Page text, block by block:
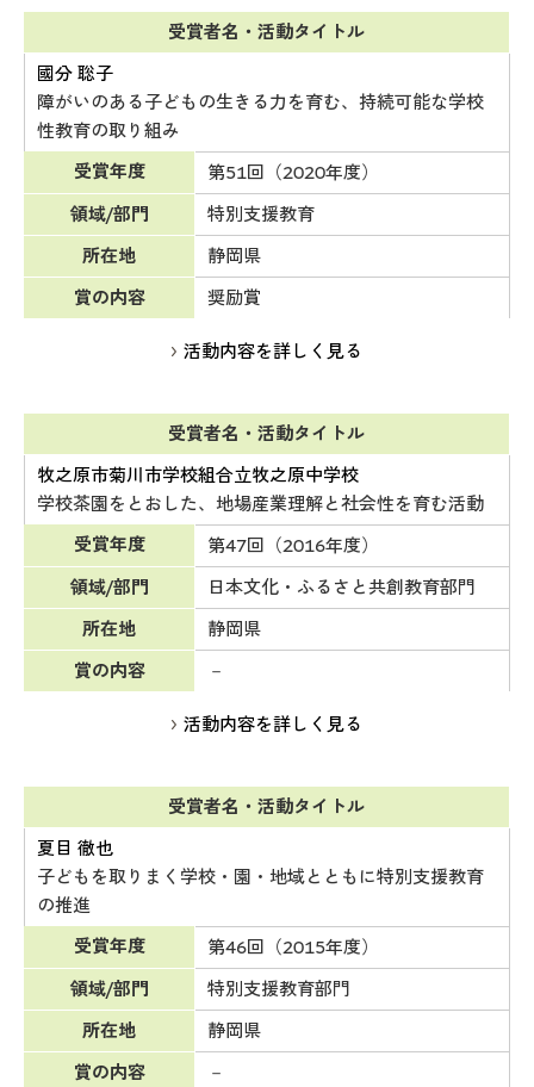
受賞者名・活動タイトル
國分 聡子
障がいのある子どもの生きる力を育む、持続可能な学校
性教育の取り組み
受賞年度
第51回（2020年度）
領域/部門
特別支援教育
所在地
静岡県
賞の内容
奨励賞
活動内容を詳しく見る
受賞者名・活動タイトル
牧之原市菊川市学校組合立牧之原中学校
学校茶園をとおした、地場産業理解と社会性を育む活動
受賞年度
第47回（2016年度）
領域/部門
日本文化・ふるさと共創教育部門
所在地
静岡県
賞の内容
－
活動内容を詳しく見る
受賞者名・活動タイトル
夏目 徹也
子どもを取りまく学校・園・地域とともに特別支援教育
の推進
受賞年度
第46回（2015年度）
領域/部門
特別支援教育部門
所在地
静岡県
賞の内容
－